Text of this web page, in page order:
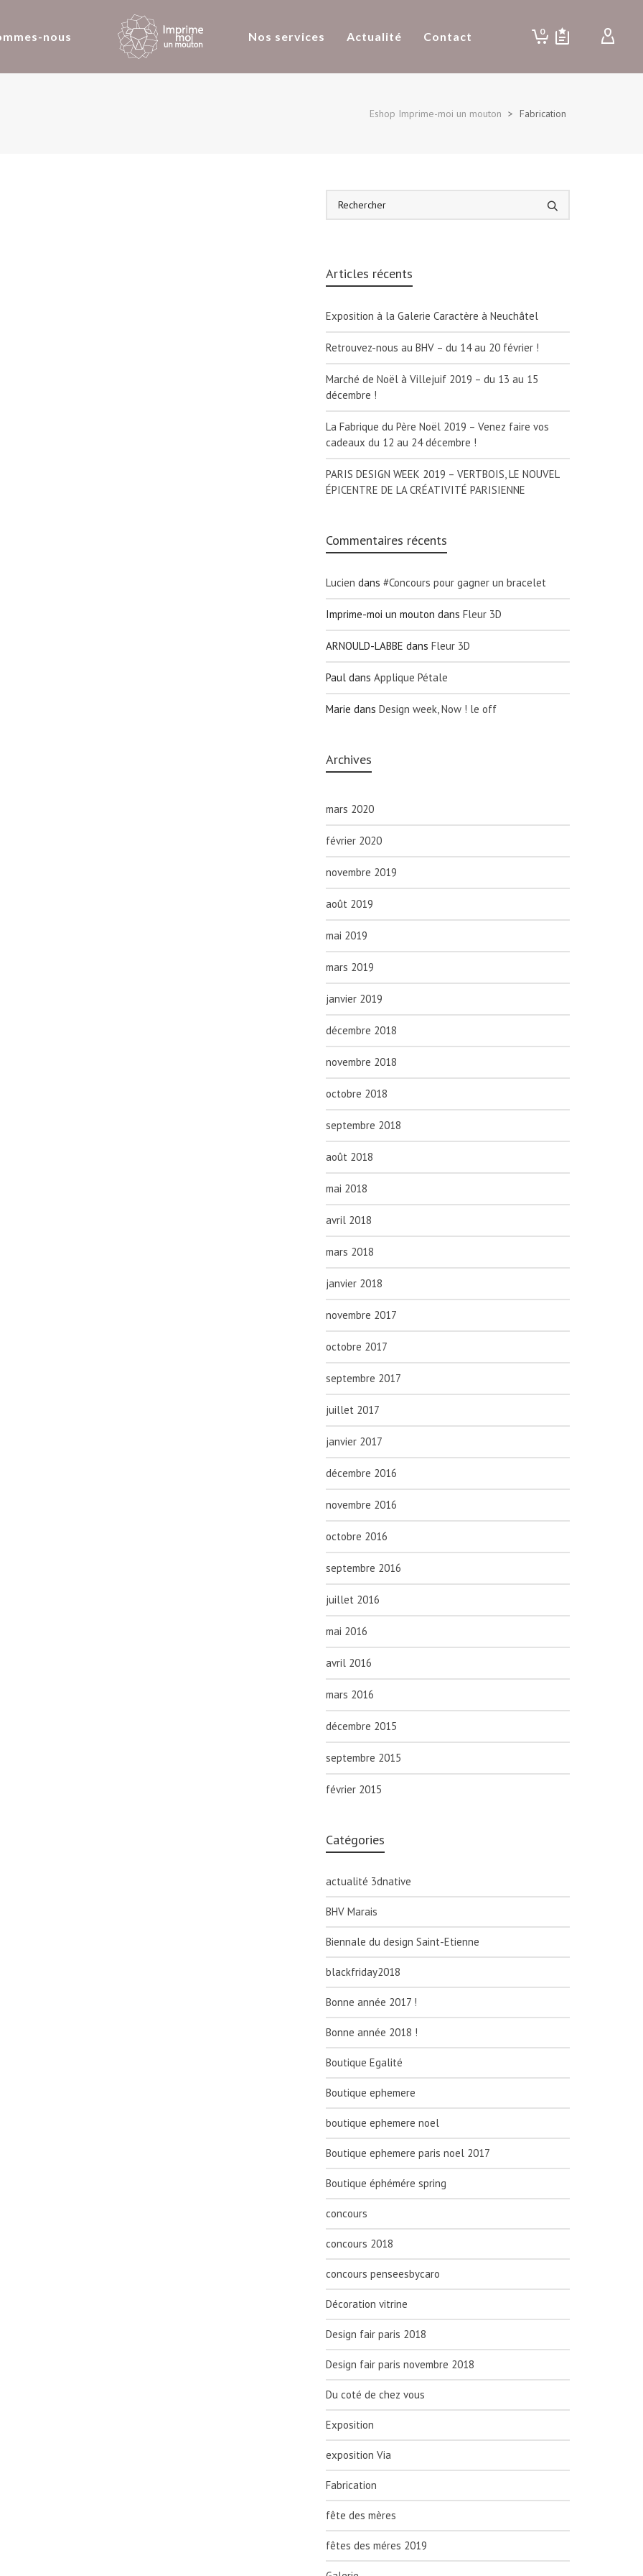
nous Nos services Actualité Contact 0
Eshop Imprime-moi un mouton > Fabrication
Articles récents
Exposition à la Galerie Caractère à Neuchâtel
Retrouvez-nous au BHV – du 14 au 20 février !
Marché de Noël à Villejuif 2019 – du 13 au 15
décembre !
La Fabrique du Père Noël 2019 – Venez faire vos
cadeaux du 12 au 24 décembre !
PARIS DESIGN WEEK 2019 – VERTBOIS, LE NOUVEL
ÉPICENTRE DE LA CRÉATIVITÉ PARISIENNE
Commentaires récents
Lucien dans #Concours pour gagner un bracelet
Imprime-moi un mouton dans Fleur 3D
ARNOULD-LABBE dans Fleur 3D
Paul dans Applique Pétale
Marie dans Design week, Now ! le off
Archives
mars 2020
février 2020
novembre 2019
août 2019
mai 2019
mars 2019
janvier 2019
décembre 2018
novembre 2018
octobre 2018
septembre 2018
août 2018
mai 2018
avril 2018
mars 2018
janvier 2018
novembre 2017
octobre 2017
septembre 2017
juillet 2017
janvier 2017
décembre 2016
novembre 2016
octobre 2016
septembre 2016
juillet 2016
mai 2016
avril 2016
mars 2016
décembre 2015
septembre 2015
février 2015
Catégories
actualité 3dnative
BHV Marais
Biennale du design Saint-Etienne
blackfriday2018
Bonne année 2017 !
Bonne année 2018 !
Boutique Egalité
Boutique ephemere
boutique ephemere noel
Boutique ephemere paris noel 2017
Boutique éphémére spring
concours
concours 2018
concours penseesbycaro
Décoration vitrine
Design fair paris 2018
Design fair paris novembre 2018
Du coté de chez vous
Exposition
exposition Via
Fabrication
fête des mères
fêtes des méres 2019